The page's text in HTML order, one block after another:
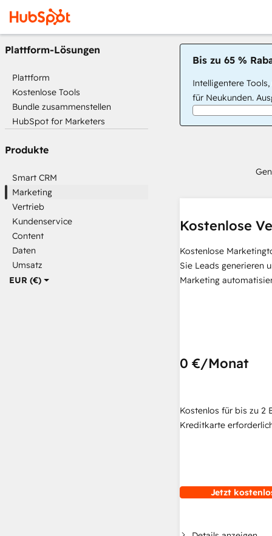
EUR (€)
Plattform-Lösungen
Plattform
Kostenlose Tools
Bundle zusammenstellen
HubSpot for Marketers
Produkte
Smart CRM
Marketing
Vertrieb
Kundenservice
Content
Daten
Umsatz
Bis zu 65 %
Intelligentere
für Neukunden.
Kostenlose
Kostenlose
Sie Leads generieren
Marketing
0 €/Monat
Kostenlos für bis zu 2
Kreditkarte
Jetzt